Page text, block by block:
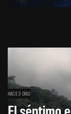
HACE 3 DÍAS